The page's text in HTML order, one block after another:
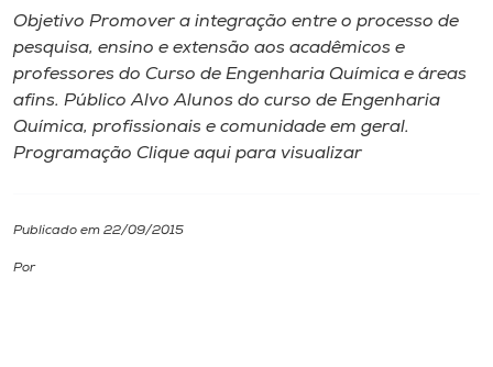
Internacionalização
I.nova
Cultura
Objetivo Promover a integração entre o processo de
pesquisa, ensino e extensão aos acadêmicos e
professores do Curso de Engenharia Química e áreas
afins. Público Alvo Alunos do curso de Engenharia
Química, profissionais e comunidade em geral.
Programação Clique aqui para visualizar
Publicado em 22/09/2015
Por